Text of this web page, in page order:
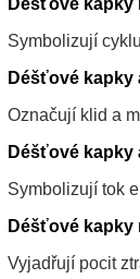
Déšťové kapky
Symbolizují
Déšťové kapky
Označují klid a
Déšťové kapky
Symbolizují tok
Déšťové kapky
Vyjadřují pocit